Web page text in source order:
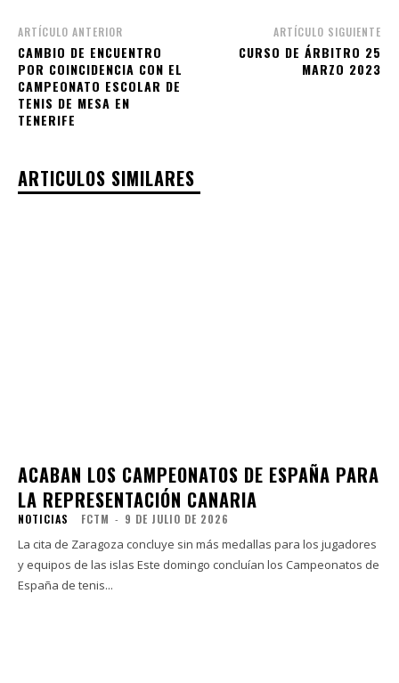
ARTÍCULO ANTERIOR
CAMBIO DE ENCUENTRO
POR COINCIDENCIA CON EL
CAMPEONATO ESCOLAR DE
TENIS DE MESA EN
TENERIFE
ARTÍCULO SIGUIENTE
CURSO DE ÁRBITRO 25
MARZO 2023
ARTICULOS SIMILARES
ACABAN LOS CAMPEONATOS DE ESPAÑA PARA
LA REPRESENTACIÓN CANARIA
NOTICIAS FCTM - 9 DE JULIO DE 2026
La cita de Zaragoza concluye sin más medallas para los jugadores
y equipos de las islas Este domingo concluían los Campeonatos de
España de tenis...